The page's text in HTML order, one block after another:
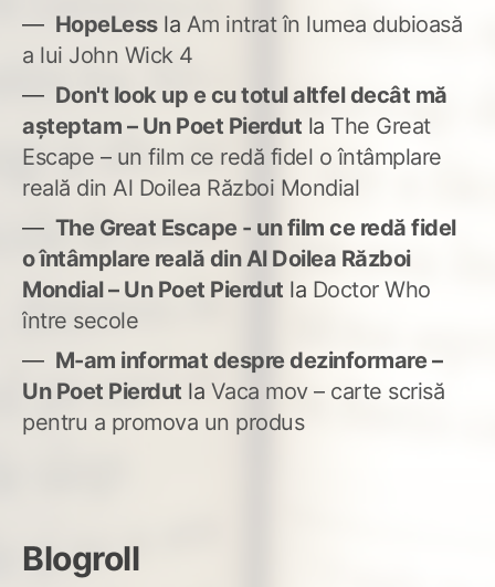
HopeLessla Am intrat în lumea dubioasă
a lui John Wick 4
Don't look up e cu totul altfel decât mă
așteptam – Un Poet Pierdut la The Great
Escape – un film ce redă fidel o întâmplare
reală din Al Doilea Război Mondial
The Great Escape - un film ce redă fidel
o întâmplare reală din Al Doilea Război
Mondial – Un Poet Pierdut la Doctor Who
între secole
M-am informat despre dezinformare –
Un Poet Pierdut la Vaca mov – carte scrisă
pentru a promova un produs
Blogroll